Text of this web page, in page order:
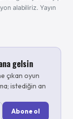
alabiliriz.Yayın
gelsin
çıkan oyun
istediğin an
Abone ol